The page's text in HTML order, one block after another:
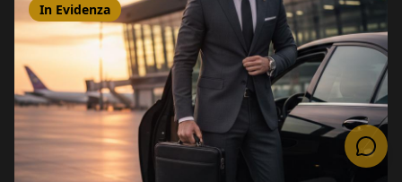
In Evidenza